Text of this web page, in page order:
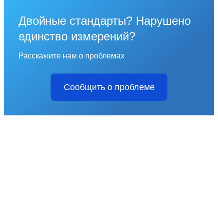
Двойные стандарты? Нарушено
единство измерений?
Расскажите нам о проблемах
Сообщить о проблеме